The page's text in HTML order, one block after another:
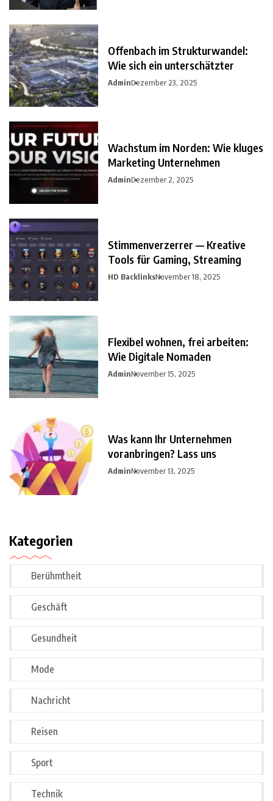
Offenbach im Strukturwandel:
Wie sich ein unterschätzter
AdminDezember 23, 2025
Wachstum im Norden: Wie kluges
Marketing Unternehmen
AdminDezember 2, 2025
Stimmenverzerrer — Kreative
Tools für Gaming, Streaming
HD BacklinksNovember 18, 2025
Flexibel wohnen, frei arbeiten:
Wie Digitale Nomaden
AdminNovember 15, 2025
Was kann Ihr Unternehmen
voranbringen? Lass uns
AdminNovember 13, 2025
Kategorien
Berühmtheit
Geschäft
Gesundheit
Mode
Nachricht
Reisen
Sport
Technik